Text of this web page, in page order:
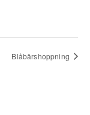
Blåbärshoppning